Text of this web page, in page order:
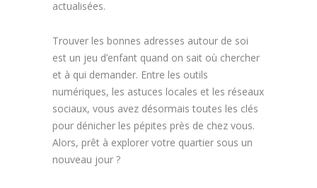
actualisées.
Trouver les bonnes adresses autour de soi
est un jeu d’enfant quand on sait où chercher
et à qui demander. Entre les outils
numériques, les astuces locales et les réseaux
sociaux, vous avez désormais toutes les clés
pour dénicher les pépites près de chez vous.
Alors, prêt à explorer votre quartier sous un
nouveau jour ?